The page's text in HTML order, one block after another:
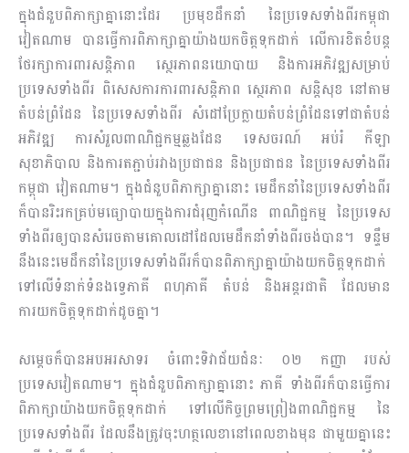
ក្នុងជំនួបពិភាក្សាគ្នានោះដែរ ប្រមុខ​ដឹកនាំ នៃប្រទេសទាំងពីរកម្ពុជា
វៀតណាម បានធ្វើការពិភាក្សាគ្នាយ៉ាងយកចិត្តទុកដាក់ លើការខិតខំបន្ត
ថែរក្សាការពារសន្តិភាព ស្ថេរភាពនយោបាយ និងការអភិវឌ្ឍសម្រាប់
ប្រទេសទាំងពីរ ពិសេសការការពារសន្តិភាព ស្ថេរភាព សន្តិសុខ នៅតាម
តំបន់ព្រំដែន នៃប្រទេសទាំងពីរ សំដៅ​ប្រែក្លាយតំបន់ព្រំដែនទៅជាតំបន់
អភិវឌ្ឍ ការសំរួលពាណិជ្ជកម្មឆ្លងដែន ទេសចរណ៍ អប់រំ កីឡា
សុខាភិបាល និងការតភ្ជាប់រវាងប្រជាជន​ និងប្រជាជន នៃប្រទេសទាំងពីរ
កម្ពុជា វៀតណាម។ ក្នុងជំនួបពិភាក្សាគ្នានោះ មេដឹកនាំនៃប្រទេសទាំងពីរ
ក៏បានរិះរកគ្រប់មធ្យោបាយក្នុងការជំរុញកំណើន ពាណិជ្ជកម្ម នៃប្រទេស
ទាំងពីរឲ្យបានសំរេចតាមគោលដៅដែលមេដឹកនាំទាំងពីរចង់បាន។ ទន្ទឹម
នឹងនេះមេដឹកនាំនៃប្រទេសទាំងពីរក៏បានពិភាក្សាគ្នាយ៉ាងយកចិត្តទុកដាក់
ទៅលើទំនាក់ទំនងទ្វេ​ភាគី ពហុភាគី តំបន់ និងអន្តរជាតិ ដែលមាន
ការយកចិត្តទុកដាក់ដូចគ្នា។
សម្តេចក៏បានអបអរសាទរ ចំពោះទិវាជ័យជំនៈ​ ០២​ កញ្ញា របស់
ប្រទេសវៀតណាម។ ក្នុងជំនួបពិភាក្សាគ្នានោះ ភាគី ទាំងពីរក៏បានធ្វើការ
ពិភាក្សាយ៉ាងយកចិត្តទុកដាក់ ទៅលើកិច្ចព្រមព្រៀងពាណិជ្ជកម្ម នៃ
ប្រទេសទាំងពីរ ដែលនឹងត្រូវចុះហត្ថលេខានៅពេលខាងមុន ជាមួយគ្នានេះ